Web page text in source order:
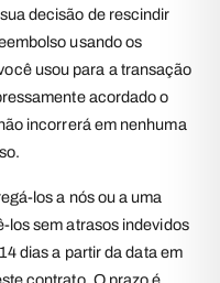
decisão de rescindir
usando os
usou para a transação
acordado o
incorrerá em nenhuma
los a nós ou a uma
los sem atrasos indevidos
dias a partir da data em